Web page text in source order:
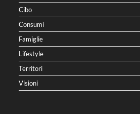
Cibo
Consumi
Famiglie
Lifestyle
Territori
Visioni